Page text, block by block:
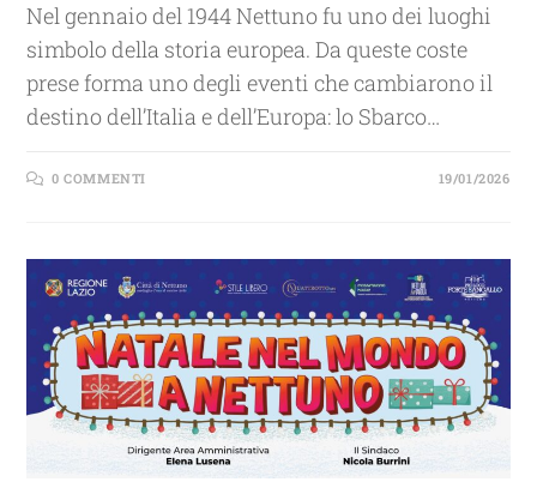
Nel gennaio del 1944 Nettuno fu uno dei luoghi
simbolo della storia europea. Da queste coste
prese forma uno degli eventi che cambiarono il
destino dell’Italia e dell’Europa: lo Sbarco…
0 COMMENTI 19/01/2026